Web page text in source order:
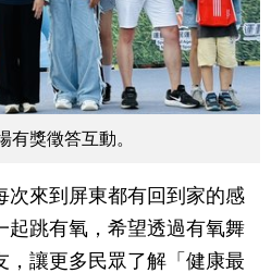
有獎徵答互動。
次來到屏東都有回到家的感
起跳有氧，希望透過有氧舞
，讓更多民眾了解「健康最